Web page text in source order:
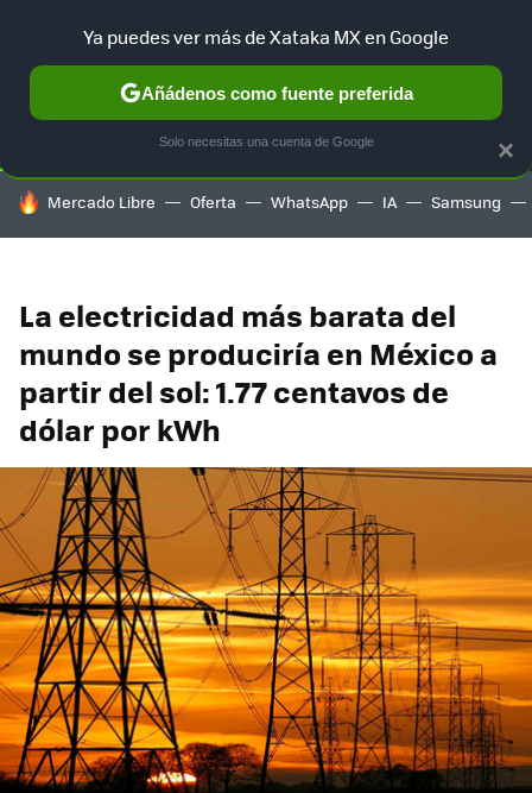
SELECCIÓN GAMING HOME AUTO TERRITORIO
HOY SE HABLA DE
Mercado Libre Oferta WhatsApp IA Samsung
La electricidad más barata del
mundo se produciría en México a
partir del sol: 1.77 centavos de
dólar por kWh
×
Ya puedes ver más de Xataka MX en Google
Añádenos como fuente preferida
Solo necesitas una cuenta de Google